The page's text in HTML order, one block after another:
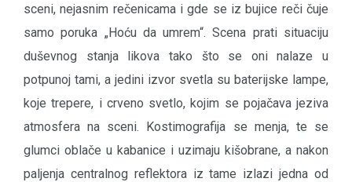
sceni, nejasnim rečenicama i gde se iz bujice reči čuje
samo poruka „Hoću da umrem“. Scena prati situaciju
duševnog stanja likova tako što se oni nalaze u
potpunoj tami, a jedini izvor svetla su baterijske lampe,
koje trepere, i crveno svetlo, kojim se pojačava jeziva
atmosfera na sceni. Kostimografija se menja, te se
glumci oblače u kabanice i uzimaju kišobrane, a nakon
paljenja centralnog reflektora iz tame izlazi jedna od